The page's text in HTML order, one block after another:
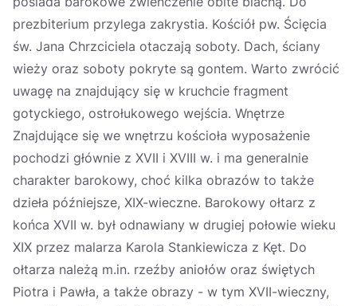
prezbiterium przylega zakrystia. Kościół pw. Ścięcia
św. Jana Chrzciciela otaczają soboty. Dach, ściany
wieży oraz soboty pokryte są gontem. Warto zwrócić
uwagę na znajdujący się w kruchcie fragment
gotyckiego, ostrołukowego wejścia. Wnętrze
Znajdujące się we wnętrzu kościoła wyposażenie
pochodzi głównie z XVII i XVIII w. i ma generalnie
charakter barokowy, choć kilka obrazów to także
dzieła późniejsze, XIX-wieczne. Barokowy ołtarz z
końca XVII w. był odnawiany w drugiej połowie wieku
XIX przez malarza Karola Stankiewicza z Kęt. Do
ołtarza należą m.in. rzeźby aniołów oraz świętych
Piotra i Pawła, a także obrazy - w tym XVII-wieczny,